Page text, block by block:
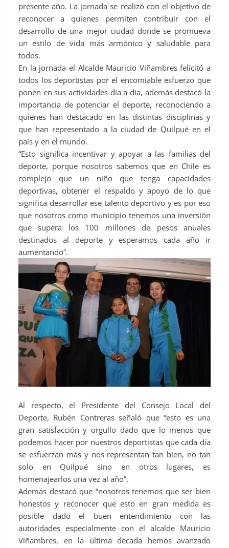
presente año. La jornada se realizó con el objetivo de
reconocer a quienes permiten contribuir con el
desarrollo de una mejor ciudad donde se promueva
un estilo de vida más armónico y saludable para
todos.
En la jornada el Alcalde Mauricio Viñambres felicitó a
todos los deportistas por el encomiable esfuerzo que
ponen en sus actividades día a día, además destacó la
importancia de potenciar el deporte, reconociendo a
quienes han destacado en las distintas disciplinas y
que han representado a la ciudad de Quilpué en el
país y en el mundo.
“Esto significa incentivar y apoyar a las familias del
deporte, porque nosotros sabemos que en Chile es
complejo que un niño que tenga capacidades
deportivas, obtener el respaldo y apoyo de lo que
significa desarrollar ese talento deportivo y es por eso
que nosotros como municipio tenemos una inversión
que supera los 100 millones de pesos anuales
destinados al deporte y esperamos cada año ir
aumentando”.
Al respecto, el Presidente del Consejo Local del
Deporte, Rubén Contreras señaló que “esto es una
gran satisfacción y orgullo dado que lo menos que
podemos hacer por nuestros deportistas que cada día
se esfuerzan más y nos representan tan bien, no tan
solo en Quilpué sino en otros lugares, es
homenajearlos una vez al año”.
Además destacó que “nosotros tenemos que ser bien
honestos y reconocer que esto en gran medida es
posible dado el buen entendimiento con las
autoridades especialmente con el alcalde Mauricio
Viñambres, en la última década hemos avanzado